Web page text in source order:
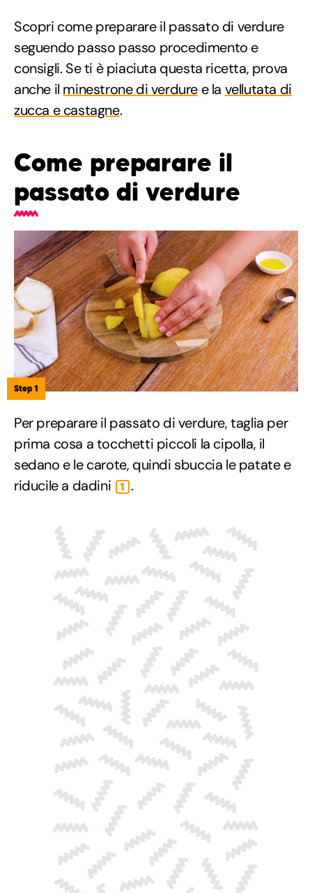
Scopri come preparare il passato di verdure
seguendo passo passo procedimento e
consigli. Se ti è piaciuta questa ricetta, prova
anche il minestrone di verdure e la vellutata di
zucca e castagne.
Come preparare il
passato di verdure
Step 1
Per preparare il passato di verdure, taglia per
prima cosa a tocchetti piccoli la cipolla, il
sedano e le carote, quindi sbuccia le patate e
riducile a dadini
1 .